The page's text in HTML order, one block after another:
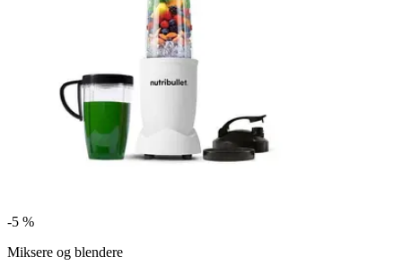
-5 %
Miksere og blendere